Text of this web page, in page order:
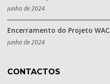
junho de 2024
Encerramento do Projeto
junho de 2024
CONTACTOS